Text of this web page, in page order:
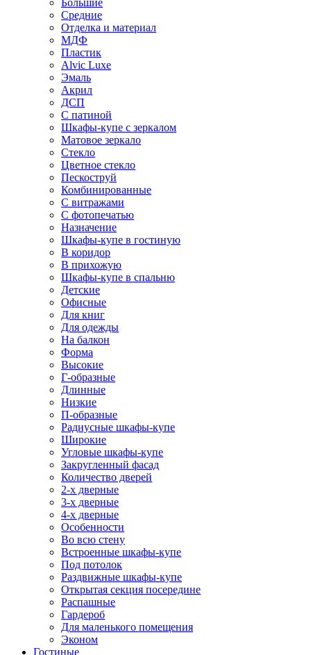
Большие
Средние
Отделка и материал
МДФ
Пластик
Alvic Luxe
Эмаль
Акрил
ДСП
С патиной
Шкафы-купе с зеркалом
Матовое зеркало
Стекло
Цветное стекло
Пескоструй
Комбинированные
С витражами
С фотопечатью
Назначение
Шкафы-купе в гостиную
В коридор
В прихожую
Шкафы-купе в спальню
Детские
Офисные
Для книг
Для одежды
На балкон
Форма
Высокие
Г-образные
Длинные
Низкие
П-образные
Радиусные шкафы-купе
Широкие
Угловые шкафы-купе
Закругленный фасад
Количество дверей
2-х дверные
3-х дверные
4-х дверные
Особенности
Во всю стену
Встроенные шкафы-купе
Под потолок
Раздвижные шкафы-купе
Открытая секция посередине
Распашные
Гардероб
Для маленького помещения
Эконом
Гостиные